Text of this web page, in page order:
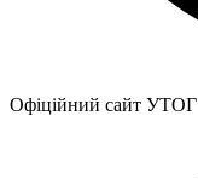
Офіційний сайт УТОГ